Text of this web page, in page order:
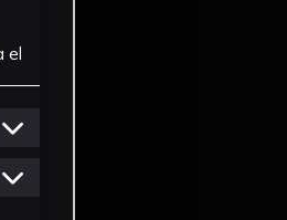
el
cookies de Personalizacion